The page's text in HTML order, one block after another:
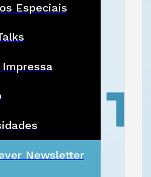
Especiais
Impressa
Newsletter